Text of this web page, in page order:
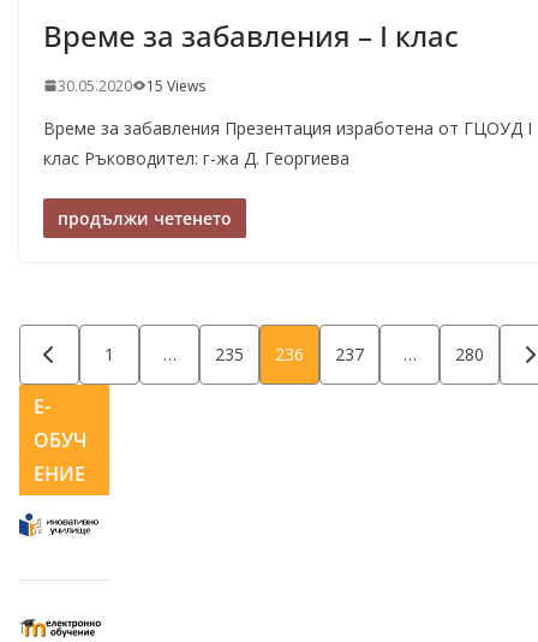
Е-
ОБУЧ
ЕНИЕ
Време за забавления – I клас
30.05.2020 15 Views
Време за забавления Презентация изработена от ГЦОУД I
клас Ръководител: г-жа Д. Георгиева
продължи четенето
Разделяне
на
публикациите
на
1 … 235 236 237 … 280